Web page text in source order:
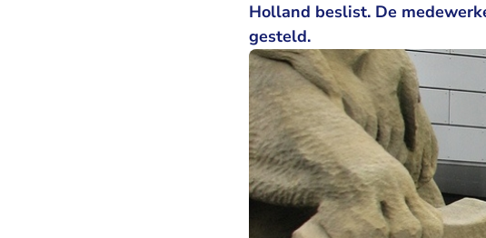
Holland beslist. De
gesteld.